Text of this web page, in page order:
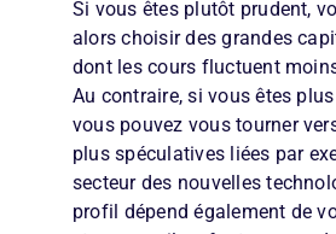
Si vous êtes plutôt prudent,
alors choisir des grandes
dont les cours fluctuent
Au contraire, si vous êtes
vous pouvez vous tourner
plus spéculatives liées par
secteur des nouvelles
profil dépend également de